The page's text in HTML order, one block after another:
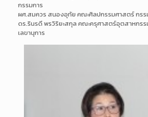
กรรมการ
ผศ.สมควร สนองอุทัย คณะศิลปกรรมศาสตร์ กรร
ดร.รินรดี พรวิริยะสกุล คณะครุศาสตร์อุตสาหกรร
เลขานุการ